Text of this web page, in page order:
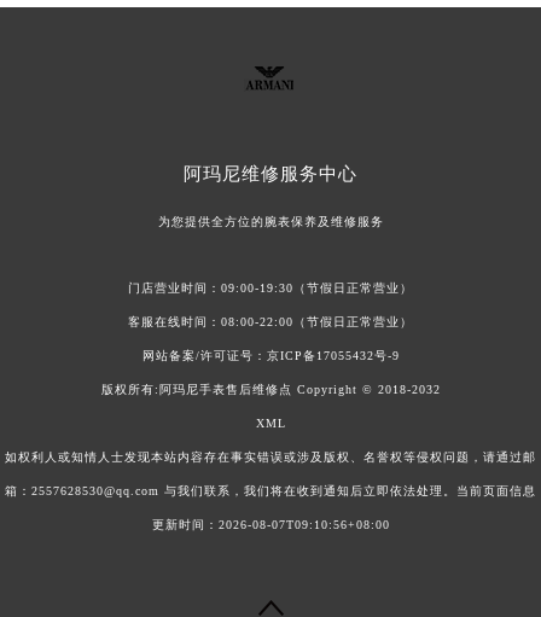
阿玛尼维修服务中心
为您提供全方位的腕表保养及维修服务
门店营业时间：09:00-19:30（节假日正常营业）
客服在线时间：08:00-22:00（节假日正常营业）
网站备案/许可证号： 京ICP备17055432号-9
版权所有:阿玛尼手表售后维修点 Copyright © 2018-2032
XML
如权利人或知情人士发现本站内容存在事实错误或涉及版权、名誉权等侵权问题，请通过邮
箱：2557628530@qq.com 与我们联系，我们将在收到通知后立即依法处理。当前页面信息
更新时间：2026-08-07T09:10:56+08:00